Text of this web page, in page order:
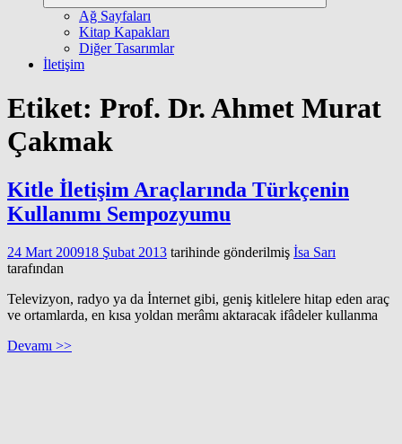
Ağ Sayfaları
Kitap Kapakları
Diğer Tasarımlar
İletişim
Etiket: Prof. Dr. Ahmet Murat
Çakmak
Kitle İletişim Araçlarında Türkçenin
Kullanımı Sempozyumu
24 Mart 200918 Şubat 2013 tarihinde gönderilmiş İsa Sarı
tarafından
Televizyon, radyo ya da İnternet gibi, geniş kitlelere hitap eden araç
ve ortamlarda, en kısa yoldan merâmı aktaracak ifâdeler kullanma
Devamı >>